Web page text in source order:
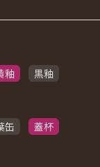
釉
黒釉
缶
蓋杯